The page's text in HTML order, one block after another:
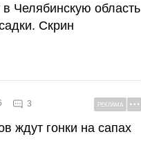
Челябинскую область
Скрин
3 РЕКЛАМА
ждут гонки на сапах